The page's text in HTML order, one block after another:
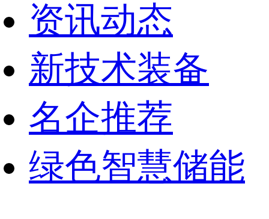
资讯动态
新技术装备
名企推荐
绿色智慧储能